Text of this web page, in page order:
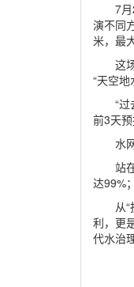
7
演不同
米，最
这
“天空
“
前3天
水
站
达99%
从
利，更
代水治